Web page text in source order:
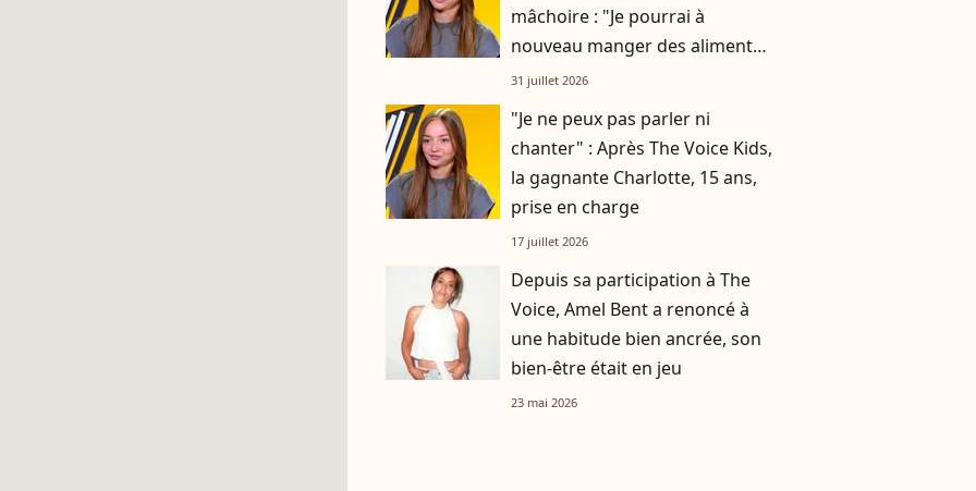
mâchoire : "Je pourrai à
nouveau manger des aliments
solides d'ici deux mois"
31 juillet 2026
"Je ne peux pas parler ni
chanter" : Après The Voice Kids,
la gagnante Charlotte, 15 ans,
prise en charge
17 juillet 2026
Depuis sa participation à The
Voice, Amel Bent a renoncé à
une habitude bien ancrée, son
bien-être était en jeu
23 mai 2026